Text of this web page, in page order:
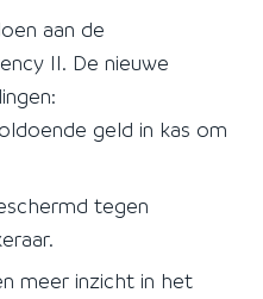
aan de
II. De nieuwe
geld in kas om
tegen
meer inzicht in het